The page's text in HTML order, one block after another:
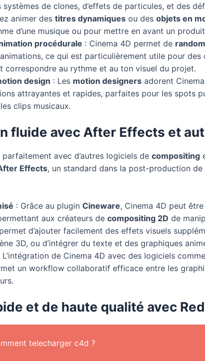
de clones, d’effets de particules, et des
animer des titres dynamiques ou des objets en
d’une musique ou pour mettre en avant un
procédurale : Cinema 4D permet de
ce qui est particulièrement utile pour des
correspondre au rythme et au ton visuel du projet.
design : Les motion designers adorent
attrayantes et rapides, parfaites pour les spots
clips musicaux.
fluide avec After Effects et
parfaitement avec d’autres logiciels de compositing
Effects, un standard dans la post-production
: Grâce au plugin Cineware, Cinema 4D peut
aux créateurs de compositing 2D de
d’ajouter facilement des effets visuels
3D, ou d’intégrer du texte et des graphiques
L’intégration de Cinema 4D avec des logiciels comme
un workflow collaboratif efficace entre les
et de haute qualité avec
telecharger c4d ?